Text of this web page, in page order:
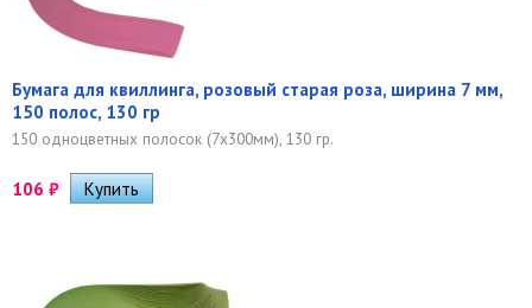
Бумага для квиллинга, розовый старая роза, ширина 7 мм,
150 полос, 130 гр
150 одноцветных полосок (7х300мм), 130 гр.
106 ₽